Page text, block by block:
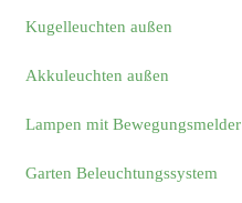
Kugelleuchten außen
Akkuleuchten außen
Lampen mit Bewegungsmelder
Garten Beleuchtungssystem